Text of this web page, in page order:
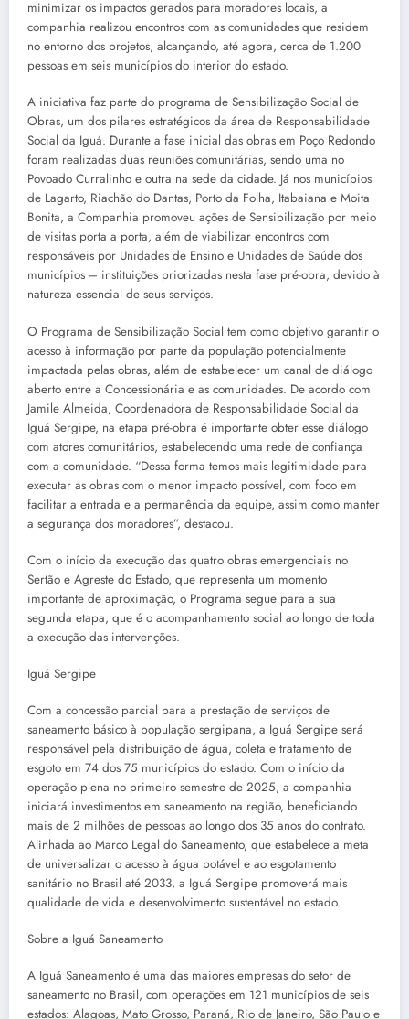
minimizar os impactos gerados para moradores locais, a
companhia realizou encontros com as comunidades que residem
no entorno dos projetos, alcançando, até agora, cerca de 1.200
pessoas em seis municípios do interior do estado.
A iniciativa faz parte do programa de Sensibilização Social de
Obras, um dos pilares estratégicos da área de Responsabilidade
Social da Iguá. Durante a fase inicial das obras em Poço Redondo
foram realizadas duas reuniões comunitárias, sendo uma no
Povoado Curralinho e outra na sede da cidade. Já nos municípios
de Lagarto, Riachão do Dantas, Porto da Folha, Itabaiana e Moita
Bonita, a Companhia promoveu ações de Sensibilização por meio
de visitas porta a porta, além de viabilizar encontros com
responsáveis por Unidades de Ensino e Unidades de Saúde dos
municípios – instituições priorizadas nesta fase pré-obra, devido à
natureza essencial de seus serviços.
O Programa de Sensibilização Social tem como objetivo garantir o
acesso à informação por parte da população potencialmente
impactada pelas obras, além de estabelecer um canal de diálogo
aberto entre a Concessionária e as comunidades. De acordo com
Jamile Almeida, Coordenadora de Responsabilidade Social da
Iguá Sergipe, na etapa pré-obra é importante obter esse diálogo
com atores comunitários, estabelecendo uma rede de confiança
com a comunidade. “Dessa forma temos mais legitimidade para
executar as obras com o menor impacto possível, com foco em
facilitar a entrada e a permanência da equipe, assim como manter
a segurança dos moradores”, destacou.
Com o início da execução das quatro obras emergenciais no
Sertão e Agreste do Estado, que representa um momento
importante de aproximação, o Programa segue para a sua
segunda etapa, que é o acompanhamento social ao longo de toda
a execução das intervenções.
Iguá Sergipe
Com a concessão parcial para a prestação de serviços de
saneamento básico à população sergipana, a Iguá Sergipe será
responsável pela distribuição de água, coleta e tratamento de
esgoto em 74 dos 75 municípios do estado. Com o início da
operação plena no primeiro semestre de 2025, a companhia
iniciará investimentos em saneamento na região, beneficiando
mais de 2 milhões de pessoas ao longo dos 35 anos do contrato.
Alinhada ao Marco Legal do Saneamento, que estabelece a meta
de universalizar o acesso à água potável e ao esgotamento
sanitário no Brasil até 2033, a Iguá Sergipe promoverá mais
qualidade de vida e desenvolvimento sustentável no estado.
Sobre a Iguá Saneamento
A Iguá Saneamento é uma das maiores empresas do setor de
saneamento no Brasil, com operações em 121 municípios de seis
estados: Alagoas, Mato Grosso, Paraná, Rio de Janeiro, São Paulo e